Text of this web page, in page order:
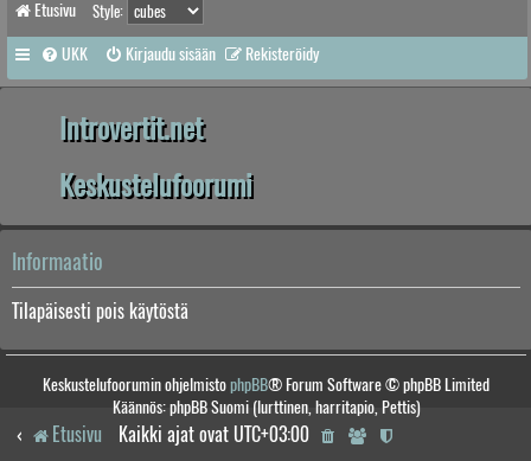
Etusivu Style:
UKK Kirjaudu sisään Rekisteröidy
Introvertit.net
Keskustelufoorumi
Informaatio
Tilapäisesti pois käytöstä
Keskustelufoorumin ohjelmistophpBB® Forum Software © phpBB Limited
Käännös: phpBB Suomi (lurttinen, harritapio, Pettis)
Etusivu Kaikki ajat ovat UTC+03:00